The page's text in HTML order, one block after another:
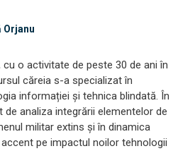
Orjanu
o activitate de peste 30 de ani în
căreia s-a specializat în
informației și tehnica blindată. În
analiza integrării elementelor de
militar extins și în dinamica
pe impactul noilor tehnologii